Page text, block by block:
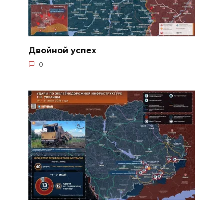
Двойной успех
0